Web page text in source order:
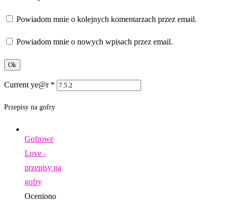
Powiadom mnie o kolejnych komentarzach przez email.
Powiadom mnie o nowych wpisach przez email.
Current ye@r *
Przepisy na gofry
Gofrowe
Love -
przepisy na
gofry
Oceniono